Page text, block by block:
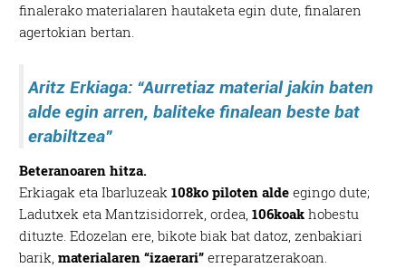
finalerako materialaren hautaketa egin dute, finalaren
agertokian bertan.
Aritz Erkiaga: “Aurretiaz material jakin baten
alde egin arren, baliteke finalean beste bat
erabiltzea”
Beteranoaren hitza.
Erkiagak eta Ibarluzeak108ko piloten alde egingo dute;
Ladutxek eta Mantzisidorrek, ordea, 106koak hobestu
dituzte. Edozelan ere, bikote biak bat datoz, zenbakiari
barik,materialaren “izaerari” erreparatzerakoan.